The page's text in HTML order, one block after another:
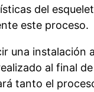
del
este proceso.
una instalación
al final
tanto el